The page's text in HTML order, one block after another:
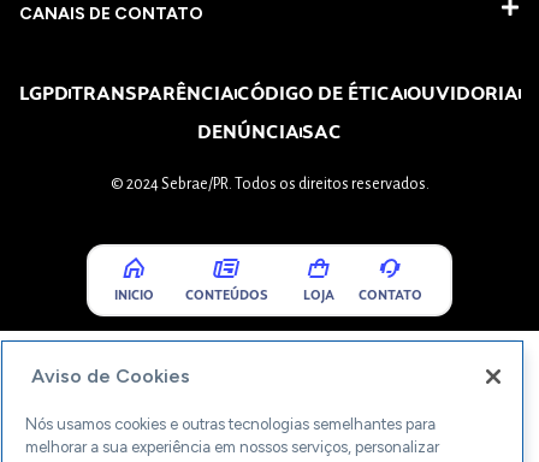
CANAIS DE CONTATO
LGPDTRANSPARÊNCIACÓDIGO DE ÉTICAOUVIDORIA
DENÚNCIASAC
© 2024 Sebrae/PR. Todos os direitos reservados.
INICIO CONTEÚDOS LOJA CONTATO
Aviso de Cookies
Nós usamos cookies e outras tecnologias semelhantes para
melhorar a sua experiência em nossos serviços, personalizar